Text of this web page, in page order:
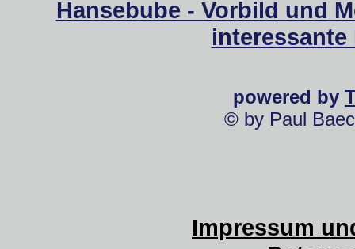
Hansebube - Vorbild und
powered by
© by Paul
Impressum